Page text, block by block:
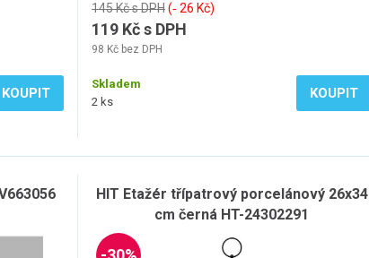
KOUPIT
145 Kč s DPH(‐ 26 Kč)
119 Kč s DPH
98 Kč bez DPH
Skladem
2 ks
KOUPIT
HIT Etažér třípatrový porcelánový 26x34
cm černá HT-24302291